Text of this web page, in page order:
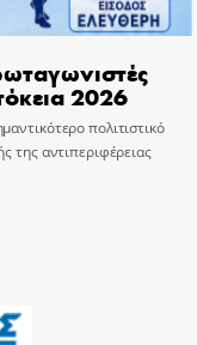
2026
πολιτιστικό
της αντιπεριφέρειας